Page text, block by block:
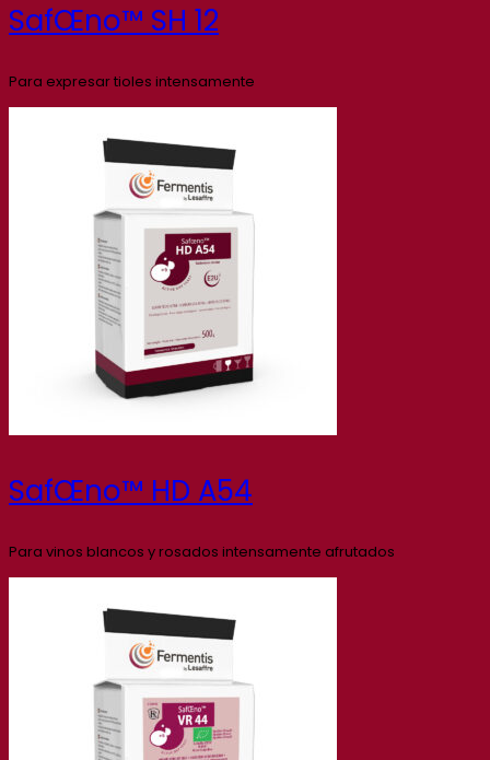
SafŒno™ SH 12
Para expresar tioles intensamente
SafŒno™ HD A54
Para vinos blancos y rosados intensamente afrutados